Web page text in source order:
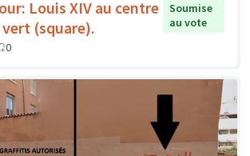
Louis XIV au centre
(square).
Soumise
au vote
0